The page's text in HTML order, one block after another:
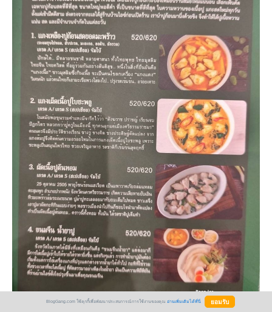
BlogGang.com ใช้คุกกี้เพื่อพัฒนาประสบการณ์การใช้งานของคุณ อ่านเพิ่มเติมได้ที่นี่